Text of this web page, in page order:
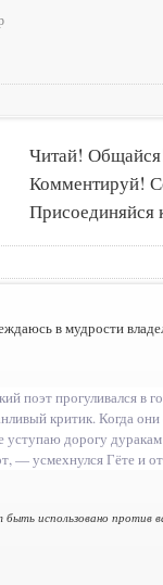
Читай!
Комментируй!
в мудрости
поэт прогуливался в
критик. Когда
уступаю дорогу
— усмехнулся Гёте и
использовано против